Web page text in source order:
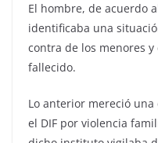
El hombre, de acuerdo
identificaba una
contra de los menores
fallecido.
Lo anterior mereció
el DIF por violencia